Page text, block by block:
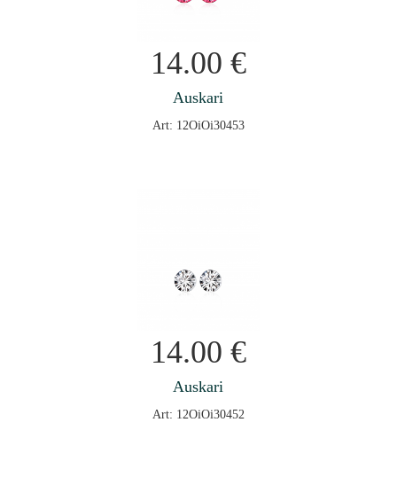
14.00 €
Auskari
Art: 12OiOi30453
14.00 €
Auskari
Art: 12OiOi30452